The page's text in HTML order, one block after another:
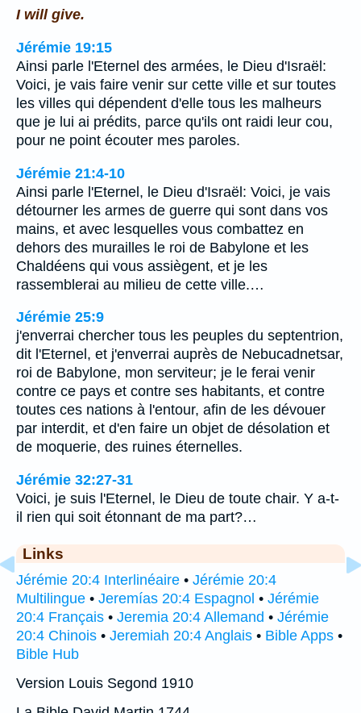
I will give.
Jérémie 19:15
Ainsi parle l'Eternel des armées, le Dieu d'Israël:
Voici, je vais faire venir sur cette ville et sur toutes
les villes qui dépendent d'elle tous les malheurs
que je lui ai prédits, parce qu'ils ont raidi leur cou,
pour ne point écouter mes paroles.
Jérémie 21:4-10
Ainsi parle l'Eternel, le Dieu d'Israël: Voici, je vais
détourner les armes de guerre qui sont dans vos
mains, et avec lesquelles vous combattez en
dehors des murailles le roi de Babylone et les
Chaldéens qui vous assiègent, et je les
rassemblerai au milieu de cette ville.…
Jérémie 25:9
j'enverrai chercher tous les peuples du septentrion,
dit l'Eternel, et j'enverrai auprès de Nebucadnetsar,
roi de Babylone, mon serviteur; je le ferai venir
contre ce pays et contre ses habitants, et contre
toutes ces nations à l'entour, afin de les dévouer
par interdit, et d'en faire un objet de désolation et
de moquerie, des ruines éternelles.
Jérémie 32:27-31
Voici, je suis l'Eternel, le Dieu de toute chair. Y a-t-
il rien qui soit étonnant de ma part?…
Links
Jérémie 20:4 Interlinéaire • Jérémie 20:4
Multilingue • Jeremías 20:4 Espagnol • Jérémie
20:4 Français • Jeremia 20:4 Allemand • Jérémie
20:4 Chinois • Jeremiah 20:4 Anglais • Bible Apps •
Bible Hub
Version Louis Segond 1910